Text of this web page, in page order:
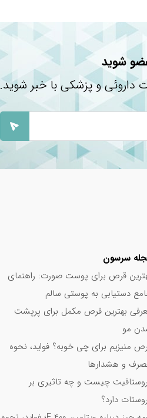
شوید
داروئی و پزشکی با خبر شوید.
سرسون
قرص برای پوست صورت: راهنمای
دستیابی به پوستی سالم
بهترین قرص مکمل برای پرپشت
مو
منیزیم برای چی خوبه؟ فواید، نحوه
و هشدارها
چیست و چه تاثیری بر
دارد؟